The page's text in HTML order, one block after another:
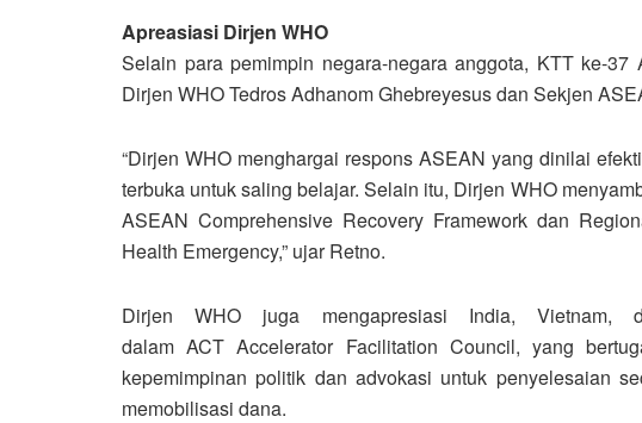
Apreasiasi Dirjen WHO
Selain para pemimpin negara-negara anggota, KTT ke-
Dirjen WHO Tedros Adhanom Ghebreyesus dan Sekjen
“Dirjen WHO menghargai respons ASEAN yang dinilai
terbuka untuk saling belajar. Selain itu, Dirjen WHO
ASEAN Comprehensive Recovery Framework dan
Health Emergency,” ujar Retno.
Dirjen WHO juga mengapresiasi India, Vietnam,
dalam ACT Accelerator Facilitation Council, yang
kepemimpinan politik dan advokasi untuk penyelesaian
memobilisasi dana.